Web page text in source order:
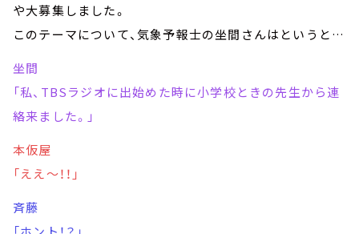
や大募集しました。
このテーマについて、気象予報士の坐間さんはというと…
坐間
「私、TBSラジオに出始めた時に小学校ときの先生から連
絡来ました。」
本仮屋
「ええ～！！」
斉藤